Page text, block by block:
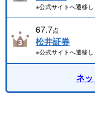
※公式サイトへ遷移し
67.7点
松井証券
※公式サイトへ遷移し
ネ